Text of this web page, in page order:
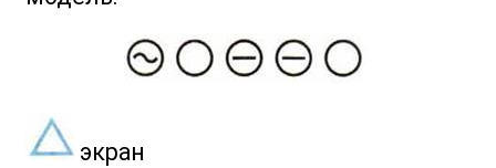
экран